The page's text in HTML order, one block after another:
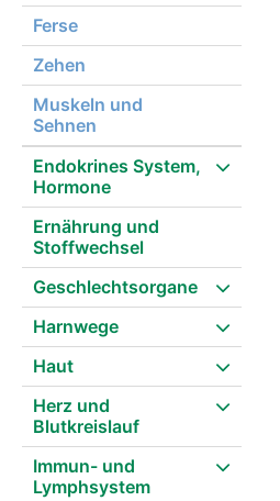
Ferse
Zehen
Muskeln und
Sehnen
Endokrines System,
Hormone
Ernährung und
Stoffwechsel
Geschlechtsorgane
Harnwege
Haut
Herz und
Blutkreislauf
Immun- und
Lymphsystem